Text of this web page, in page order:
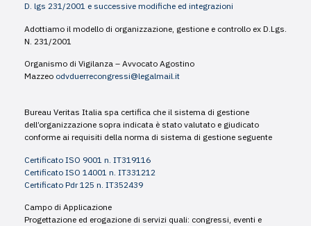
D. lgs 231/2001 e successive modifiche ed integrazioni
Adottiamo il modello di organizzazione, gestione e controllo ex D.Lgs.
N. 231/2001
Organismo di Vigilanza – Avvocato Agostino
Mazzeo odvduerrecongressi@legalmail.it
Bureau Veritas Italia spa certifica che il sistema di gestione
dell’organizzazione sopra indicata è stato valutato e giudicato
conforme ai requisiti della norma di sistema di gestione seguente
Certificato ISO 9001 n. IT319116
Certificato ISO 14001 n. IT331212
Certificato Pdr 125 n. IT352439
Campo di Applicazione
Progettazione ed erogazione di servizi quali: congressi, eventi e